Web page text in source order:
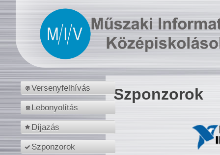
Versenyfelhívás
Lebonyolítás
Díjazás
Szponzorok
Szponzorok